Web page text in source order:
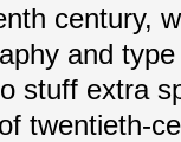
century,
and
stuff extra
twentieth-